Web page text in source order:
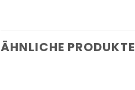
ÄHNLICHE PRODUKTE